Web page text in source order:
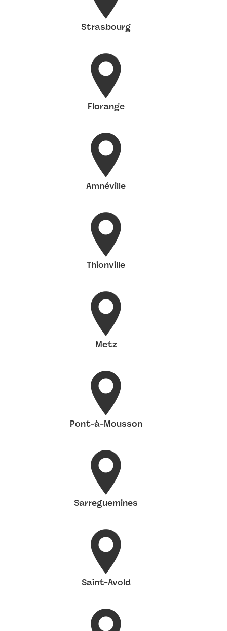
Strasbourg
Florange
Amnéville
Thionville
Metz
Pont-à-Mousson
Sarreguemines
Saint-Avold